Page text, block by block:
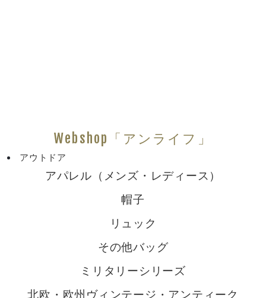
Webshop「アンライフ」
アウトドア
アパレル（メンズ・レディース）
帽子
リュック
その他バッグ
ミリタリーシリーズ
北欧・欧州ヴィンテージ・アンティーク